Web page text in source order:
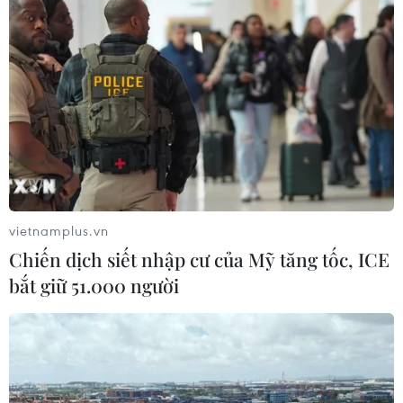
Thị trường chứng khoán thế giới:
Nhà đầu tư chấp chới
03/08/2026 14:35
VN-Index tăng hơn 27 điểm, khối
ngoại mua ròng trở lại hơn 1.000 tỷ
đồng
03/08/2026 09:32
Cổ phiếu công nghệ giảm sâu: Định
giá lại hay cơ hội tích lũy?
vietnamplus.vn
Chiến dịch siết nhập cư của Mỹ tăng tốc, ICE
bắt giữ 51.000 người